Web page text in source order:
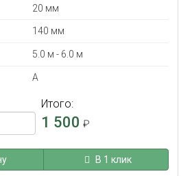
20 мм
140 мм
5.0 м - 6.0 м
А
Итого:
1 500 ₽
В 1 клик